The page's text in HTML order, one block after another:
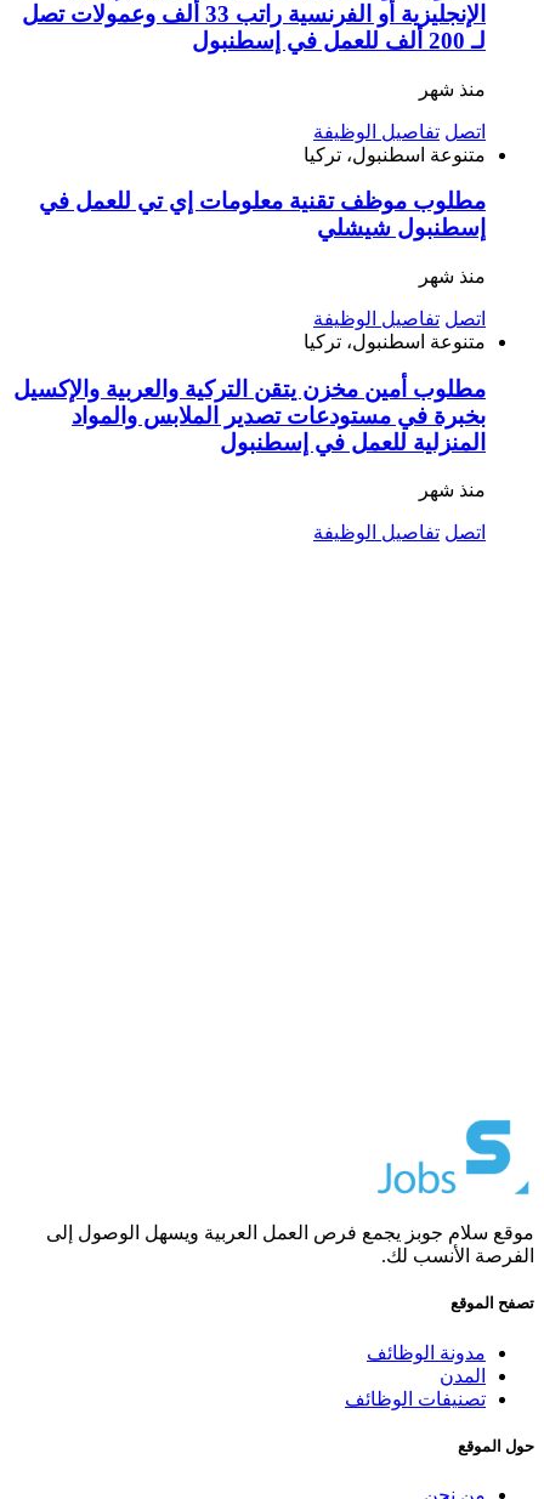
الإنجليزية أو الفرنسية راتب 33 ألف وعمولات تصل
لـ 200 ألف للعمل في إسطنبول
منذ شهر
اتصل تفاصيل الوظيفة
متنوعة اسطنبول، تركيا
مطلوب موظف تقنية معلومات إي تي للعمل في
إسطنبول شيشلي
منذ شهر
اتصل تفاصيل الوظيفة
متنوعة اسطنبول، تركيا
مطلوب أمين مخزن يتقن التركية والعربية والإكسيل
بخبرة في مستودعات تصدير الملابس والمواد
المنزلية للعمل في إسطنبول
منذ شهر
اتصل تفاصيل الوظيفة
موقع سلام جوبز يجمع فرص العمل العربية ويسهل الوصول إلى
الفرصة الأنسب لك.
تصفح الموقع
مدونة الوظائف
المدن
تصنيفات الوظائف
حول الموقع
من نحن